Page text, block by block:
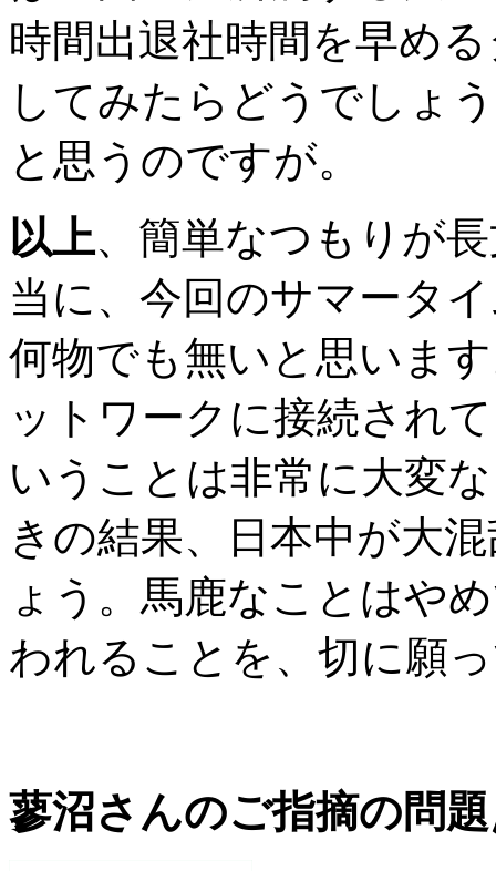
時間出退社時間を早め
してみたらどうでしょ
と思うのですが。
以上、簡単なつもりが
当に、今回のサマータ
何物でも無いと思いま
ットワークに接続され
いうことは非常に大変
きの結果、日本中が大
ょう。馬鹿なことはや
われることを、切に願
蓼沼さんのご指摘の問